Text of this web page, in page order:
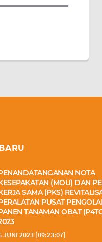
NOTA
(MOU) DAN
SAMA (PKS)
PUSAT
TANAMAN OBAT
JUNI 2023 [09:23:07]